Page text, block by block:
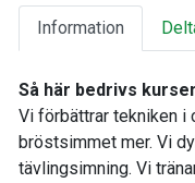
Information
Så här bedrivs
Vi förbättrar tekniken i
bröstsimmet mer. Vi
tävlingsimning. Vi